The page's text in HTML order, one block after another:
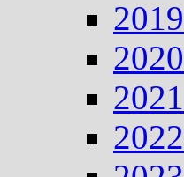
2019
2020
2021
2022